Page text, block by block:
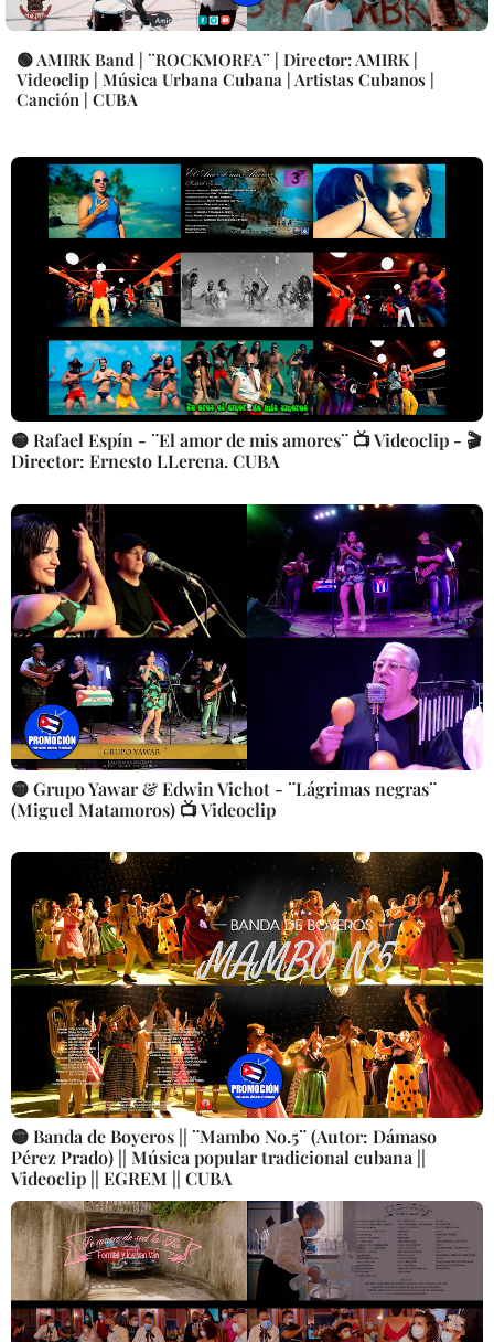
🟢 AMIRK Band | ¨ROCKMORFA¨ | Director: AMIRK |
Videoclip | Música Urbana Cubana | Artistas Cubanos |
Canción | CUBA
🟡 Rafael Espín - ¨El amor de mis amores¨ 📺 Videoclip - 🎬
Director: Ernesto LLerena. CUBA
🟡 Grupo Yawar & Edwin Vichot - ¨Lágrimas negras¨
(Miguel Matamoros) 📺 Videoclip
🟡 Banda de Boyeros || ¨Mambo No.5¨ (Autor: Dámaso
Pérez Prado) || Música popular tradicional cubana ||
Videoclip || EGREM || CUBA